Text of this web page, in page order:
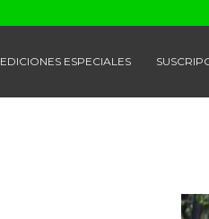
EDICIONES ESPECIALES